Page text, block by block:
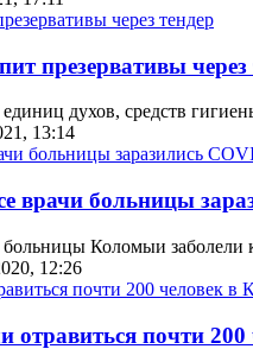
презервативы через
духов, средств
13:14
врачи больницы
Коломыи заболели
12:26
отравиться почти